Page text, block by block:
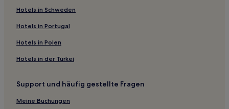
Familien in Paradise Island
Hotels mit Wellnessbereich in Paradise Island
Golf in Paradise Island
Hotels mit Wellnessbereich nahe Saunders Beach
Familien nahe Saunders Beach
Günstige nahe Saunders Beach
Hotels in Schweden
Hotels in Portugal
Hotels in Polen
Hotels in der Türkei
Support und häufig gestellte Fragen
Meine Buchungen